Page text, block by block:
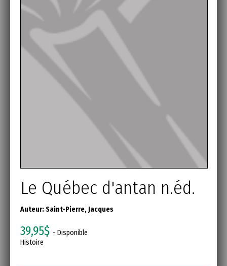
Le Québec d'antan n.éd.
Auteur:Saint-Pierre, Jacques
39,95$ - Disponible
Histoire